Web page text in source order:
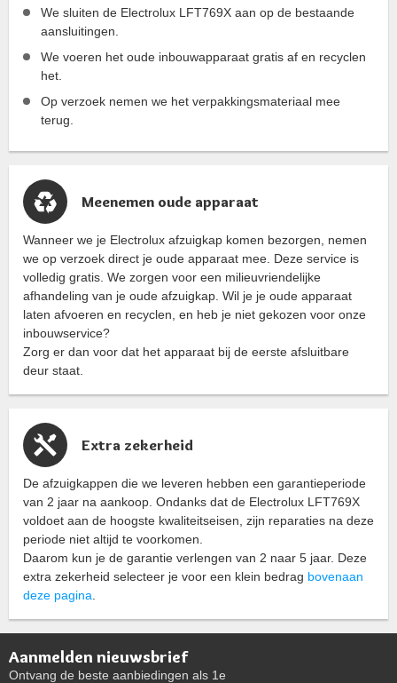
We sluiten de Electrolux LFT769X aan op de bestaande
aansluitingen.
We voeren het oude inbouwapparaat gratis af en recyclen
het.
Op verzoek nemen we het verpakkingsmateriaal mee
terug.
Meenemen oude apparaat
Wanneer we je Electrolux afzuigkap komen bezorgen, nemen
we op verzoek direct je oude apparaat mee. Deze service is
volledig gratis. We zorgen voor een milieuvriendelijke
afhandeling van je oude afzuigkap. Wil je je oude apparaat
laten afvoeren en recyclen, en heb je niet gekozen voor onze
inbouwservice?
Zorg er dan voor dat het apparaat bij de eerste afsluitbare
deur staat.
Extra zekerheid
De afzuigkappen die we leveren hebben een garantieperiode
van 2 jaar na aankoop. Ondanks dat de Electrolux LFT769X
voldoet aan de hoogste kwaliteitseisen, zijn reparaties na deze
periode niet altijd te voorkomen.
Daarom kun je de garantie verlengen van 2 naar 5 jaar. Deze
extra zekerheid selecteer je voor een klein bedrag bovenaan
deze pagina
Aanmelden nieuwsbrief
Ontvang de beste aanbiedingen als 1e